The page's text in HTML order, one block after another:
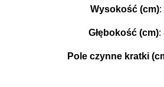
Wysokość (cm):
Głębokość (cm):
Pole czynne kratki